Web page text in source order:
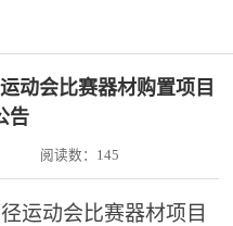
动会比赛器材购置项目
告
阅读数： 145
运动会比赛器材项目